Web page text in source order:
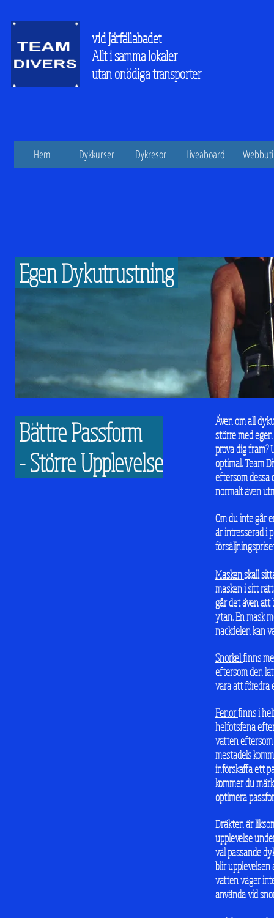
vid Järfällabadet
Allt i samma lokaler
utan onödiga transporter
Hem Dykkurser Dykresor Liveaboard
Egen Dykutrustning
Bättre Passform
- Större Upplevelse
Även om all
större med
prova dig fram?
optimal. Team
eftersom dessa
normalt även
Om du inte går
är intresserad i
Maskenskall
masken i sitt
går det även att
ytan. En mask
nackdelen kan
Snorkelfinns
eftersom den
vara att föredra
Fenorfinns i
helfotsfena
vatten eftersom
mestadels
införskaffa ett
kommer du
optimera
Dräktenär
upplevelse
väl passande
blir upplevelsen
vatten väger
använda vid